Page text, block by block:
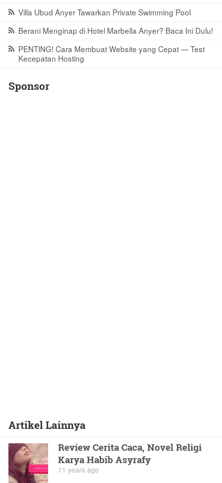
Villa Ubud Anyer Tawarkan Private Swimming Pool
Berani Menginap di Hotel Marbella Anyer? Baca Ini Dulu!
PENTING! Cara Membuat Website yang Cepat — Test
Kecepatan Hosting
Sponsor
Artikel Lainnya
Review Cerita Caca, Novel Religi
Karya Habib Asyrafy
11 years ago